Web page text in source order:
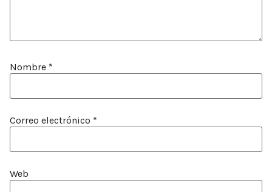
Nombre *
Correo electrónico *
Web